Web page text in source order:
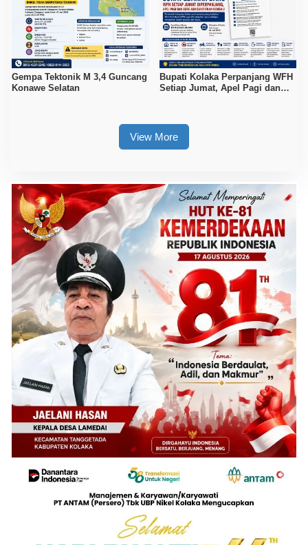
Gempa Tektonik M 3,4 Guncang
Konawe Selatan
Bupati Kolaka Perpanjang WFH
Setiap Jumat, Apel Pagi dan
View More